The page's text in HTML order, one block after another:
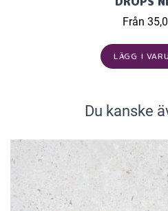
Från
LÄGG I
Du kanske